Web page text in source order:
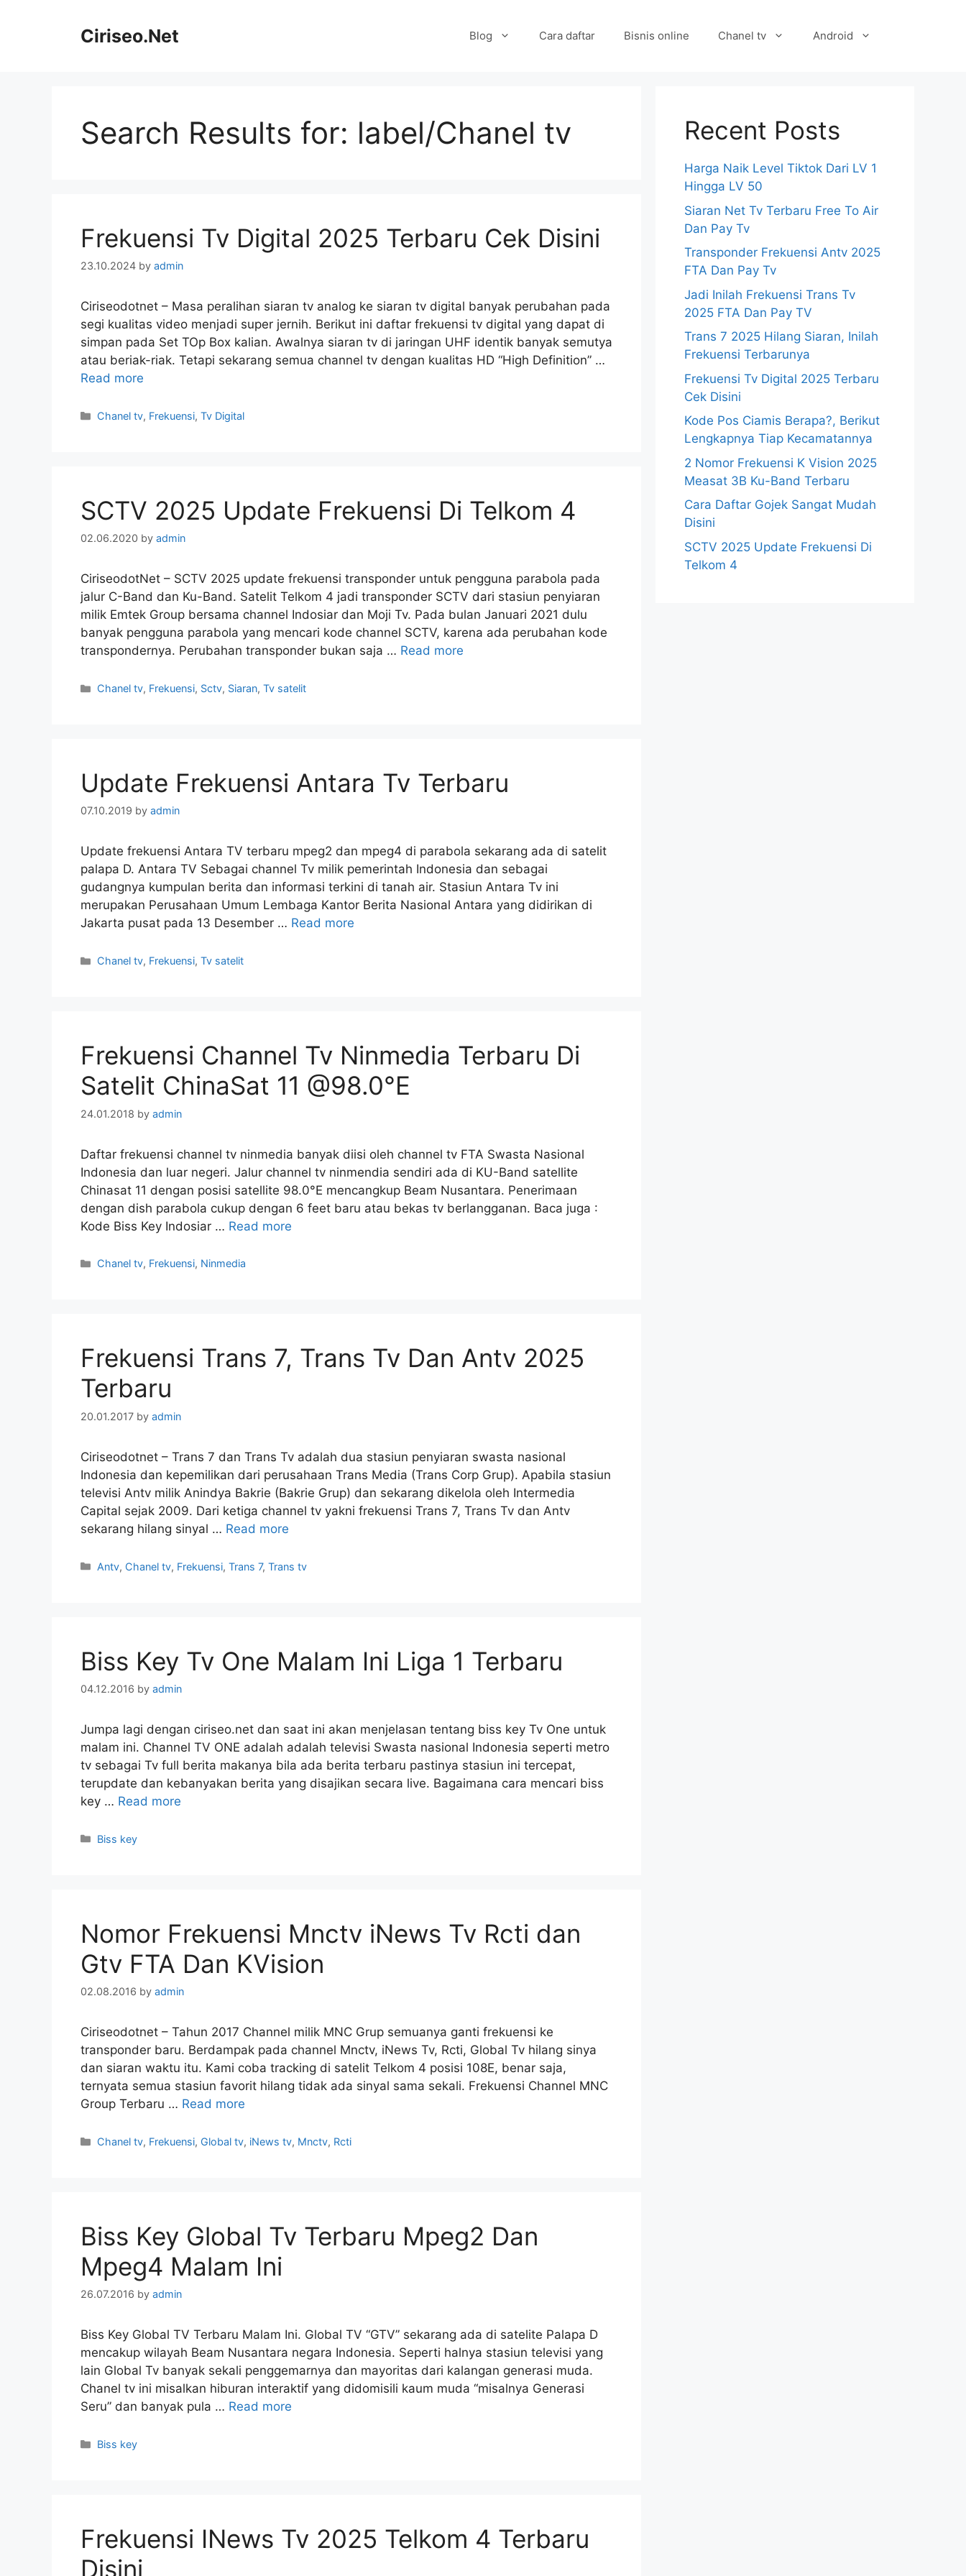
Ciriseo.Net Blog Cara daftar Bisnis online Chanel tv Android
Search Results for: label/Chanel tv
Frekuensi Tv Digital 2025 Terbaru Cek Disini
23.10.2024 by admin
Ciriseodotnet – Masa peralihan siaran tv analog ke siaran tv digital banyak perubahan pada
segi kualitas video menjadi super jernih. Berikut ini daftar frekuensi tv digital yang dapat di
simpan pada Set TOp Box kalian. Awalnya siaran tv di jaringan UHF identik banyak semutya
atau beriak-riak. Tetapi sekarang semua channel tv dengan kualitas HD “High Definition” …
Read more
Categories
Chanel tv, Frekuensi,Tv Digital
SCTV 2025 Update Frekuensi Di Telkom 4
02.06.2020 by admin
CiriseodotNet – SCTV 2025 update frekuensi transponder untuk pengguna parabola pada
jalur C-Band dan Ku-Band. Satelit Telkom 4 jadi transponder SCTV dari stasiun penyiaran
milik Emtek Group bersama channel Indosiar dan Moji Tv. Pada bulan Januari 2021 dulu
banyak pengguna parabola yang mencari kode channel SCTV, karena ada perubahan kode
transpondernya. Perubahan transponder bukan saja … Read more
Categories
Chanel tv, Frekuensi, Sctv, Siaran,Tv satelit
Update Frekuensi Antara Tv Terbaru
07.10.2019 by admin
Update frekuensi Antara TV terbaru mpeg2 dan mpeg4 di parabola sekarang ada di satelit
palapa D. Antara TV Sebagai channel Tv milik pemerintah Indonesia dan sebagai
gudangnya kumpulan berita dan informasi terkini di tanah air. Stasiun Antara Tv ini
merupakan Perusahaan Umum Lembaga Kantor Berita Nasional Antara yang didirikan di
Jakarta pusat pada 13 Desember … Read more
Categories
Chanel tv, Frekuensi,Tv satelit
Frekuensi Channel Tv Ninmedia Terbaru Di
Satelit ChinaSat 11 @98.0°E
24.01.2018 by admin
Daftar frekuensi channel tv ninmedia banyak diisi oleh channel tv FTA Swasta Nasional
Indonesia dan luar negeri. Jalur channel tv ninmendia sendiri ada di KU-Band satellite
Chinasat 11 dengan posisi satellite 98.0°E mencangkup Beam Nusantara. Penerimaan
dengan dish parabola cukup dengan 6 feet baru atau bekas tv berlangganan. Baca juga :
Kode Biss Key Indosiar … Read more
Categories
Chanel tv, Frekuensi, Ninmedia
Frekuensi Trans 7, Trans Tv Dan Antv 2025
Terbaru
20.01.2017 by admin
Ciriseodotnet – Trans 7 dan Trans Tv adalah dua stasiun penyiaran swasta nasional
Indonesia dan kepemilikan dari perusahaan Trans Media (Trans Corp Grup). Apabila stasiun
televisi Antv milik Anindya Bakrie (Bakrie Grup) dan sekarang dikelola oleh Intermedia
Capital sejak 2009. Dari ketiga channel tv yakni frekuensi Trans 7, Trans Tv dan Antv
sekarang hilang sinyal … Read more
Categories
Antv, Chanel tv, Frekuensi,Trans 7,Trans tv
Biss Key Tv One Malam Ini Liga 1 Terbaru
04.12.2016 by admin
Jumpa lagi dengan ciriseo.net dan saat ini akan menjelasan tentang biss key Tv One untuk
malam ini. Channel TV ONE adalah adalah televisi Swasta nasional Indonesia seperti metro
tv sebagai Tv full berita makanya bila ada berita terbaru pastinya stasiun ini tercepat,
terupdate dan kebanyakan berita yang disajikan secara live. Bagaimana cara mencari biss
key … Read more
Categories
Biss key
Nomor Frekuensi Mnctv iNews Tv Rcti dan
Gtv FTA Dan KVision
02.08.2016 by admin
Ciriseodotnet – Tahun 2017 Channel milik MNC Grup semuanya ganti frekuensi ke
transponder baru. Berdampak pada channel Mnctv, iNews Tv, Rcti, Global Tv hilang sinya
dan siaran waktu itu. Kami coba tracking di satelit Telkom 4 posisi 108E, benar saja,
ternyata semua stasiun favorit hilang tidak ada sinyal sama sekali. Frekuensi Channel MNC
Group Terbaru … Read more
Categories
Chanel tv, Frekuensi, Global tv, iNews tv, Mnctv, Rcti
Biss Key Global Tv Terbaru Mpeg2 Dan
Mpeg4 Malam Ini
26.07.2016 by admin
Biss Key Global TV Terbaru Malam Ini. Global TV “GTV” sekarang ada di satelite Palapa D
mencakup wilayah Beam Nusantara negara Indonesia. Seperti halnya stasiun televisi yang
lain Global Tv banyak sekali penggemarnya dan mayoritas dari kalangan generasi muda.
Chanel tv ini misalkan hiburan interaktif yang didomisili kaum muda “misalnya Generasi
Seru” dan banyak pula … Read more
Categories
Biss key
Frekuensi INews Tv 2025 Telkom 4 Terbaru
Disini
Recent Posts
Harga Naik Level Tiktok Dari LV 1
Hingga LV 50
Siaran Net Tv Terbaru Free To Air
Dan Pay Tv
Transponder Frekuensi Antv 2025
FTA Dan Pay Tv
Jadi Inilah Frekuensi Trans Tv
2025 FTA Dan Pay TV
Trans 7 2025 Hilang Siaran, Inilah
Frekuensi Terbarunya
Frekuensi Tv Digital 2025 Terbaru
Cek Disini
Kode Pos Ciamis Berapa?, Berikut
Lengkapnya Tiap Kecamatannya
2 Nomor Frekuensi K Vision 2025
Measat 3B Ku-Band Terbaru
Cara Daftar Gojek Sangat Mudah
Disini
SCTV 2025 Update Frekuensi Di
Telkom 4